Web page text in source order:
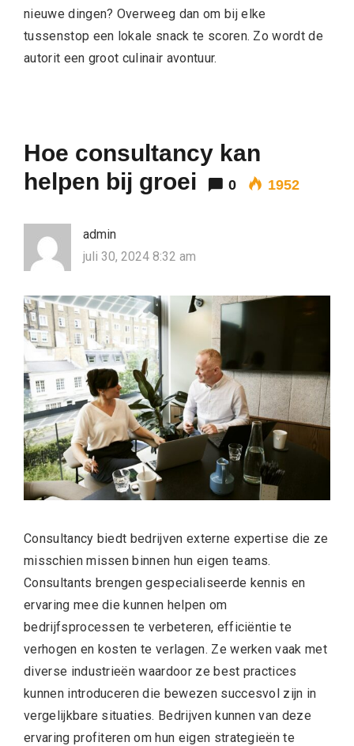
nieuwe dingen? Overweeg dan om bij elke
tussenstop een lokale snack te scoren. Zo wordt de
autorit een groot culinair avontuur.
Hoe consultancy kan
helpen bij groei
0 1952
admin
juli 30, 2024 8:32 am
Consultancy biedt bedrijven externe expertise die ze
misschien missen binnen hun eigen teams.
Consultants brengen gespecialiseerde kennis en
ervaring mee die kunnen helpen om
bedrijfsprocessen te verbeteren, efficiëntie te
verhogen en kosten te verlagen. Ze werken vaak met
diverse industrieën waardoor ze best practices
kunnen introduceren die bewezen succesvol zijn in
vergelijkbare situaties. Bedrijven kunnen van deze
ervaring profiteren om hun eigen strategieën te